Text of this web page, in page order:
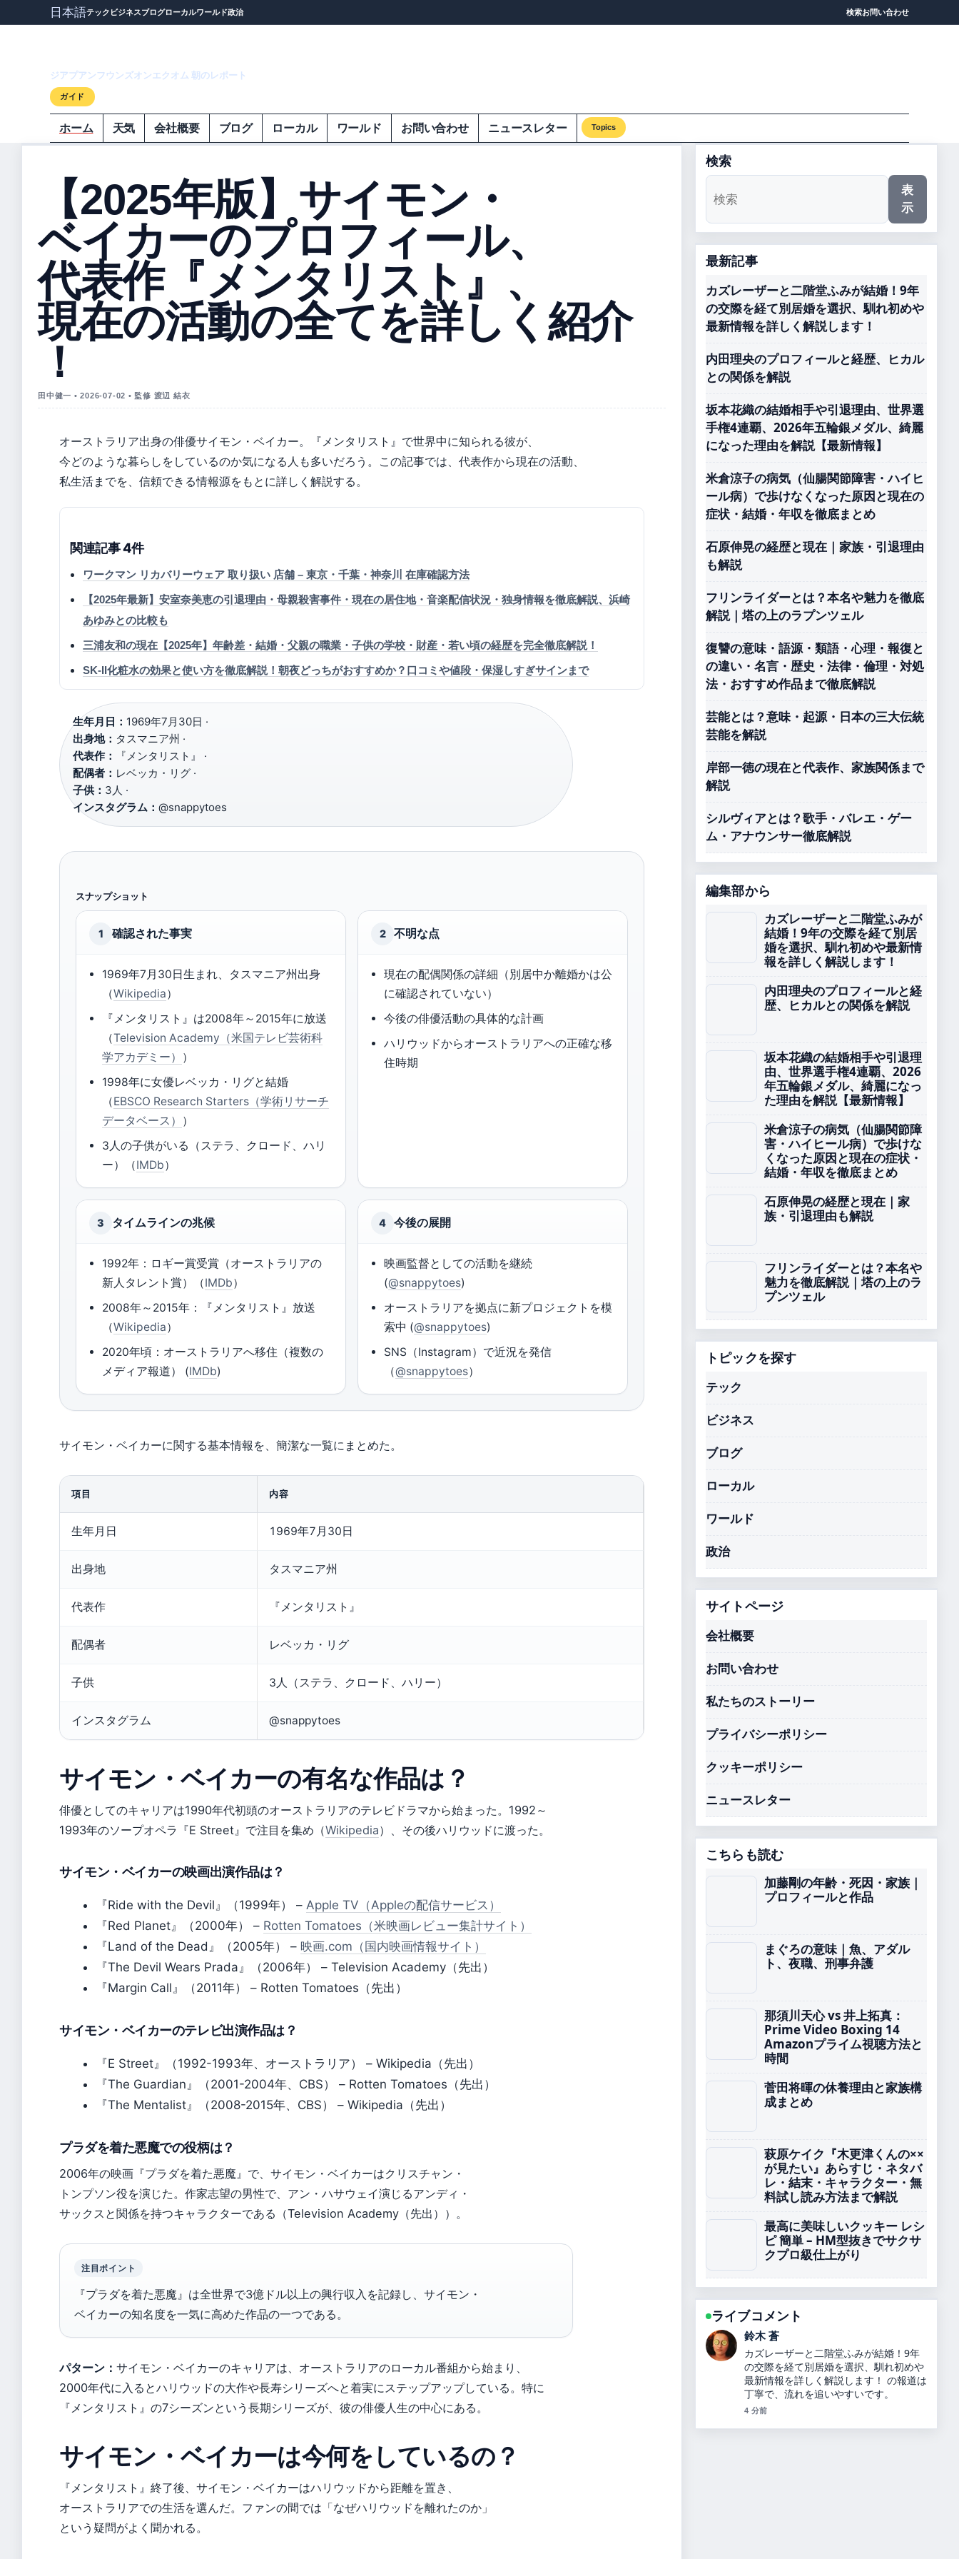
日本語テック ビジネスブログローカルワールド政治 検索お問い合わせ
ジアプアンフウンズオンエクオム 朝のレポート
ガイド
ホーム 天気 会社概要 ブログ ローカル ワールド お問い合わせ ニュースレター Topics
【2025年版】サイモン・
ベイカーのプロフィール、
代表作『メンタリスト』、
現在の活動の全てを詳しく紹介
！
田中健一 • 2026-07-02 • 監修 渡辺 結衣
オーストラリア出身の俳優サイモン・ベイカー。『メンタリスト』で世界中に知られる彼が、
今どのような暮らしをしているのか気になる人も多いだろう。この記事では、代表作から現在の活動、
私生活までを、信頼できる情報源をもとに詳しく解説する。
関連記事 4件
ワークマン リカバリーウェア 取り扱い 店舗 – 東京・千葉・神奈川 在庫確認方法
【2025年最新】安室奈美恵の引退理由・母親殺害事件・現在の居住地・音楽配信状況・独身情報を徹底解説、浜崎
あゆみとの比較も
三浦友和の現在【2025年】年齢差・結婚・父親の職業・子供の学校・財産・若い頃の経歴を完全徹底解説！
SK-II化粧水の効果と使い方を徹底解説！朝夜どっちがおすすめか？口コミや値段・保湿しすぎサインまで
生年月日： 1969年7月30日 ·
出身地： タスマニア州 ·
代表作：
『メンタリスト』 ·
配偶者： レベッカ・リグ ·
子供： 3人 ·
インスタグラム： @snappytoes
スナップショット
1 確認された事実
1969年7月30日生まれ、タスマニア州出身
（Wikipedia）
『メンタリスト』は2008年～2015年に放送
（Television Academy（米国テレビ芸術科
学アカデミー） ）
1998年に女優レベッカ・リグと結婚
（EBSCO Research Starters（学術リサーチ
データベース） ）
3人の子供がいる（ステラ、クロード、ハリ
ー）（IMDb）
2 不明な点
現在の配偶関係の詳細（別居中か離婚かは公
に確認されていない）
今後の俳優活動の具体的な計画
ハリウッドからオーストラリアへの正確な移
住時期
3 タイムラインの兆候
1992年：ロギー賞受賞（オーストラリアの
新人タレント賞）（IMDb）
2008年～2015年：『メンタリスト』放送
（Wikipedia）
2020年頃：オーストラリアへ移住（複数の
メディア報道） (IMDb)
4 今後の展開
映画監督としての活動を継続
(@snappytoes)
オーストラリアを拠点に新プロジェクトを模
索中 (@snappytoes)
SNS（Instagram）で近況を発信
（@snappytoes）
サイモン・ベイカーに関する基本情報を、簡潔な一覧にまとめた。
項目 内容
生年月日 1969年7月30日
出身地 タスマニア州
代表作 『メンタリスト』
配偶者 レベッカ・リグ
子供 3人（ステラ、クロード、ハリー）
インスタグラム @snappytoes
サイモン・ベイカーの有名な作品は？
俳優としてのキャリアは1990年代初頭のオーストラリアのテレビドラマから始まった。1992～
1993年のソープオペラ『E Street』で注目を集め（Wikipedia）、その後ハリウッドに渡った。
サイモン・ベイカーの映画出演作品は？
『Ride with the Devil』（1999年） – Apple TV（Appleの配信サービス）
『Red Planet』（2000年） – Rotten Tomatoes（米映画レビュー集計サイト）
『Land of the Dead』（2005年） – 映画.com（国内映画情報サイト）
『The Devil Wears Prada』（2006年） – Television Academy（先出）
『Margin Call』（2011年） – Rotten Tomatoes（先出）
サイモン・ベイカーのテレビ出演作品は？
『E Street』（1992-1993年、オーストラリア） – Wikipedia（先出）
『The Guardian』（2001-2004年、CBS） – Rotten Tomatoes（先出）
『The Mentalist』（2008-2015年、CBS） – Wikipedia（先出）
プラダを着た悪魔での役柄は？
2006年の映画『プラダを着た悪魔』で、サイモン・ベイカーはクリスチャン・
トンプソン役を演じた。作家志望の男性で、アン・ハサウェイ演じるアンディ・
サックスと関係を持つキャラクターである（Television Academy（先出））。
注目ポイント
『プラダを着た悪魔』は全世界で3億ドル以上の興行収入を記録し、サイモン・
ベイカーの知名度を一気に高めた作品の一つである。
パターン： サイモン・ベイカーのキャリアは、オーストラリアのローカル番組から始まり、
2000年代に入るとハリウッドの大作や長寿シリーズへと着実にステップアップしている。特に
『メンタリスト』の7シーズンという長期シリーズが、彼の俳優人生の中心にある。
サイモン・ベイカーは今何をしているの？
『メンタリスト』終了後、サイモン・ベイカーはハリウッドから距離を置き、
オーストラリアでの生活を選んだ。ファンの間では「なぜハリウッドを離れたのか」
という疑問がよく聞かれる。
検索
表
示
最新記事
カズレーザーと二階堂ふみが結婚！9年
の交際を経て別居婚を選択、馴れ初めや
最新情報を詳しく解説します！
内田理央のプロフィールと経歴、ヒカル
との関係を解説
坂本花織の結婚相手や引退理由、世界選
手権4連覇、2026年五輪銀メダル、綺麗
になった理由を解説【最新情報】
米倉涼子の病気（仙腸関節障害・ハイヒ
ール病）で歩けなくなった原因と現在の
症状・結婚・年収を徹底まとめ
石原伸晃の経歴と現在｜家族・引退理由
も解説
フリンライダーとは？本名や魅力を徹底
解説｜塔の上のラプンツェル
復讐の意味・語源・類語・心理・報復と
の違い・名言・歴史・法律・倫理・対処
法・おすすめ作品まで徹底解説
芸能とは？意味・起源・日本の三大伝統
芸能を解説
岸部一徳の現在と代表作、家族関係まで
解説
シルヴィアとは？歌手・バレエ・ゲー
ム・アナウンサー徹底解説
編集部から
カズレーザーと二階堂ふみが
結婚！9年の交際を経て別居
婚を選択、馴れ初めや最新情
報を詳しく解説します！
内田理央のプロフィールと経
歴、ヒカルとの関係を解説
坂本花織の結婚相手や引退理
由、世界選手権4連覇、2026
年五輪銀メダル、綺麗になっ
た理由を解説【最新情報】
米倉涼子の病気（仙腸関節障
害・ハイヒール病）で歩けな
くなった原因と現在の症状・
結婚・年収を徹底まとめ
石原伸晃の経歴と現在｜家
族・引退理由も解説
フリンライダーとは？本名や
魅力を徹底解説｜塔の上のラ
プンツェル
トピックを探す
テック
ビジネス
ブログ
ローカル
ワールド
政治
サイトページ
会社概要
お問い合わせ
私たちのストーリー
プライバシーポリシー
クッキーポリシー
ニュースレター
こちらも読む
加藤剛の年齢・死因・家族｜
プロフィールと作品
まぐろの意味｜魚、アダル
ト、夜職、刑事弁護
那須川天心 vs 井上拓真：
Prime Video Boxing 14
Amazonプライム視聴方法と
時間
菅田将暉の休養理由と家族構
成まとめ
萩原ケイク『木更津くんの××
が見たい』あらすじ・ネタバ
レ・結末・キャラクター・無
料試し読み方法まで解説
最高に美味しいクッキー レシ
ピ 簡単 – HM型抜きでサクサ
クプロ級仕上がり
ライブコメント
渡辺 結衣
内田理央のプロフィールと経歴、ヒカル
との関係を解説 周辺の検証がしっかりし
ていて安心感があります。
6 分前